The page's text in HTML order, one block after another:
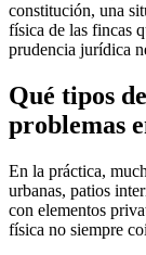
constitución, una
física de las fincas
prudencia jurídica
Qué tipos
problemas
En la práctica,
urbanas, patios
con elementos
física no siempre